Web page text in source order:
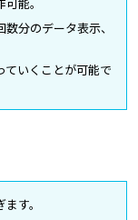
分のデータ表示、
いくことが可能で
す。